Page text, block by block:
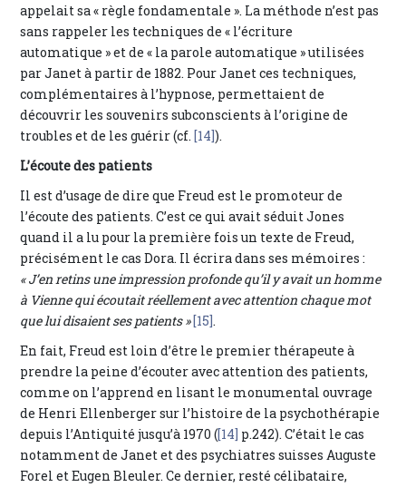
appelait sa « règle fondamentale ». La méthode n’est pas
sans rappeler les techniques de « l’écriture
automatique » et de « la parole automatique » utilisées
par Janet à partir de 1882. Pour Janet ces techniques,
complémentaires à l’hypnose, permettaient de
découvrir les souvenirs subconscients à l’origine de
troubles et de les guérir (cf.[14]).
L’écoute des patients
Il est d’usage de dire que Freud est le promoteur de
l’écoute des patients. C’est ce qui avait séduit Jones
quand il a lu pour la première fois un texte de Freud,
précisément le cas Dora. Il écrira dans ses mémoires :
« J’en retins une impression profonde qu’il y avait un homme
à Vienne qui écoutait réellement avec attention chaque mot
que lui disaient ses patients »[15].
En fait, Freud est loin d’être le premier thérapeute à
prendre la peine d’écouter avec attention des patients,
comme on l’apprend en lisant le monumental ouvrage
de Henri Ellenberger sur l’histoire de la psychothérapie
depuis l’Antiquité jusqu’à 1970 ([14] p.242). C’était le cas
notamment de Janet et des psychiatres suisses Auguste
Forel et Eugen Bleuler. Ce dernier, resté célibataire,